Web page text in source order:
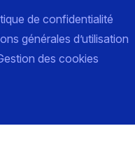
de confidentialité
générales d’utilisation
des cookies